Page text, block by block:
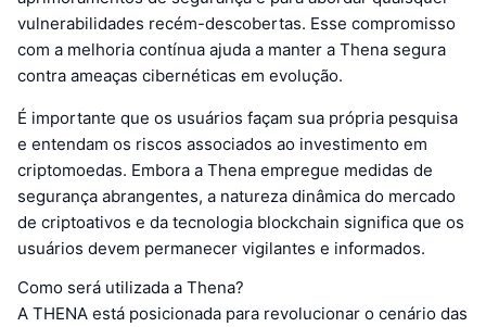
vulnerabilidades recém-descobertas. Esse compromisso
com a melhoria contínua ajuda a manter a Thena segura
contra ameaças cibernéticas em evolução.
É importante que os usuários façam sua própria pesquisa
e entendam os riscos associados ao investimento em
criptomoedas. Embora a Thena empregue medidas de
segurança abrangentes, a natureza dinâmica do mercado
de criptoativos e da tecnologia blockchain significa que os
usuários devem permanecer vigilantes e informados.
Como será utilizada a Thena?
A THENA está posicionada para revolucionar o cenário das